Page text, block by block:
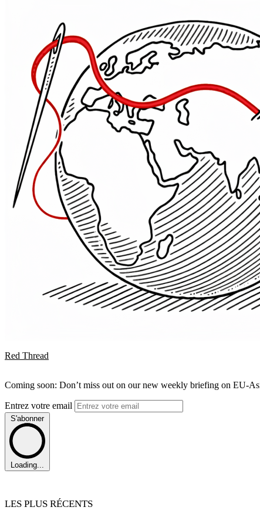
Red Thread
Coming soon: Don’t miss out on our new weekly briefing on EU-
Entrez votre email
S'abonner
Loading...
LES PLUS RÉCENTS